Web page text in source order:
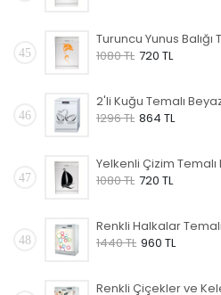
45
1080 TL 720 TL
46
1296 TL 864 TL
47
1080 TL 720 TL
48
1440 TL 960 TL